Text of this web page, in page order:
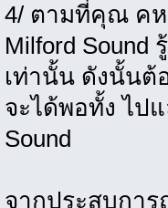
4/ ตามที่คุณ คห.
Milford Sound
เท่านั้น ดังนั้นต้
จะได้พอทั้ง ไป
Sound
จากประสบกา